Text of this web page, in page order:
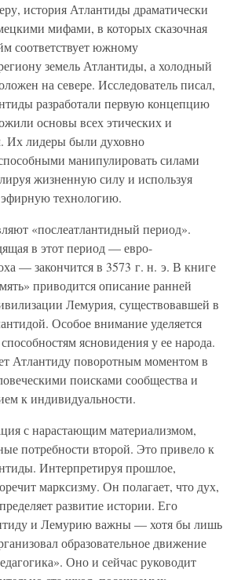
история Атлантиды драматически
мифами, в которых сказочная
соответствует южному
земель Атлантиды, а холодный
на севере. Исследователь писал,
разработали первую концепцию
основы всех этических и
Их лидеры были духовно
манипулировать силами
жизненную силу и используя
технологию.
«послеатлантидный период».
в этот период — евро-
— закончится в 3573 г. н. э. В книге
приводится описание ранней
Лемурия, существовавшей в
Особое внимание уделяется
ясновидения у ее народа.
Атлантиду поворотным моментом в
поисками сообщества и
к индивидуальности.
с нарастающим материализмом,
потребности второй. Это привело к
Интерпретируя прошлое,
марксизму. Он полагает, что дух,
развитие истории. Его
и Лемурию важны — хотя бы лишь
образовательное движение
Оно и сейчас руководит